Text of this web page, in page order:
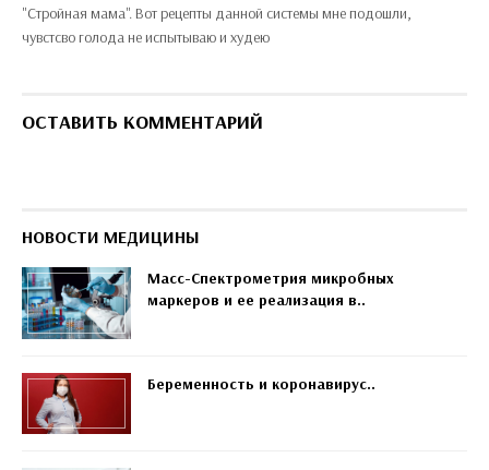
"Стройная мама". Вот рецепты данной системы мне подошли,
чувстсво голода не испытываю и худею
ОСТАВИТЬ КОММЕНТАРИЙ
НОВОСТИ МЕДИЦИНЫ
Масс-Спектрометрия микробных
маркеров и ее реализация в..
Беременность и коронавирус..